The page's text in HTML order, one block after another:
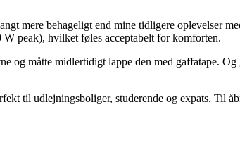
mere behageligt end mine tidligere oplevelser
peak), hvilket føles acceptabelt for komforten.
måtte midlertidigt lappe den med gaffatape.
til udlejningsboliger, studerende og expats. Til